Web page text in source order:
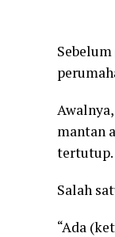
mantan
tertutup.
Salah
“Ada